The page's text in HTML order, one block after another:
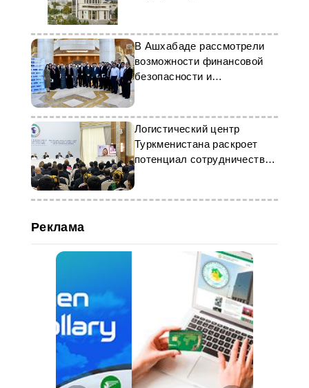
В Ашхабаде рассмотрели
возможности финансовой
безопасности и
криптовалюты
Логистический центр
Туркменистана раскроет
потенциал сотрудничества
на Каспии
Реклама